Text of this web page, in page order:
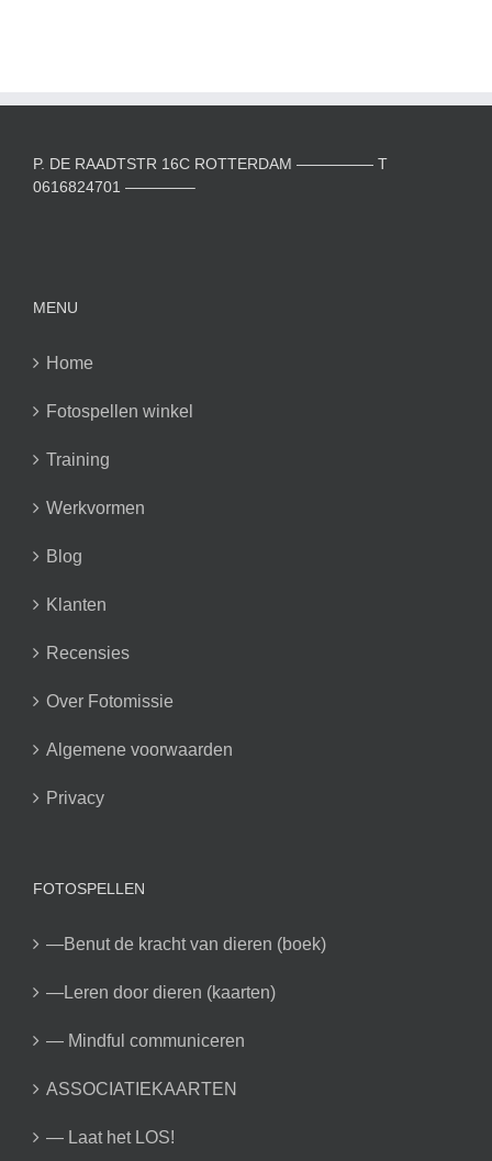
P. DE RAADTSTR 16C ROTTERDAM ————— T
0616824701 ————–
MENU
Home
Fotospellen winkel
Training
Werkvormen
Blog
Klanten
Recensies
Over Fotomissie
Algemene voorwaarden
Privacy
FOTOSPELLEN
—Benut de kracht van dieren (boek)
—Leren door dieren (kaarten)
— Mindful communiceren
ASSOCIATIEKAARTEN
— Laat het LOS!